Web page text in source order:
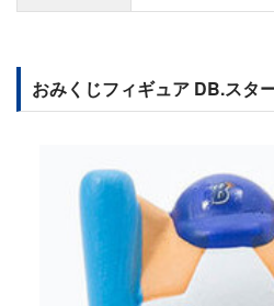
おみくじフィギュア DB.スタ